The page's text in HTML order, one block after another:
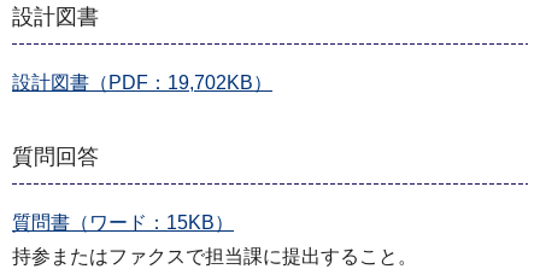
設計図書
設計図書（PDF：19,702KB）
質問回答
質問書（ワード：15KB）
持参またはファクスで担当課に提出すること。